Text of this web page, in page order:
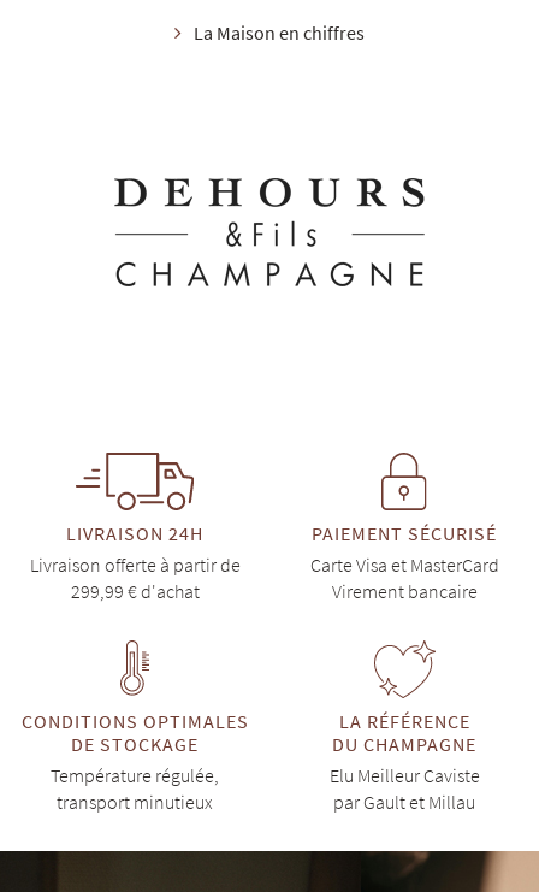
La Maison en chiffres
LIVRAISON 24H
Livraison offerte à partir de
299,99 € d'achat
PAIEMENT SÉCURISÉ
Carte Visa et MasterCard
Virement bancaire
CONDITIONS OPTIMALES
DE STOCKAGE
Température régulée,
transport minutieux
LA RÉFÉRENCE
DU CHAMPAGNE
Elu Meilleur Caviste
par Gault et Millau